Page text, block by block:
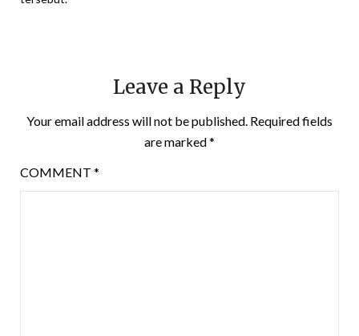
Leave a Reply
Your email address will not be published. Required fields
are marked*
COMMENT *